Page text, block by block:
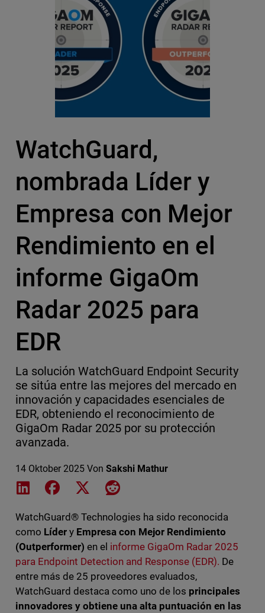
WatchGuard,
nombrada Líder y
Empresa con Mejor
Rendimiento en el
informe GigaOm
Radar 2025 para
EDR
La solución WatchGuard Endpoint Security
se sitúa entre las mejores del mercado en
innovación y capacidades esenciales de
EDR, obteniendo el reconocimiento de
GigaOm Radar 2025 por su protección
avanzada.
14 Oktober 2025 Von Sakshi Mathur
Share on LinkedIn
Share on Facebook
Share on XShare on Reddit
WatchGuard® Technologies ha sido reconocida
como Lídery Empresa con Mejor Rendimiento
(Outperformer) en el informe GigaOm Radar 2025
para Endpoint Detection and Response (EDR). De
entre más de 25 proveedores evaluados,
WatchGuard destaca como uno de los principales
innovadores y obtiene una alta puntuación en las